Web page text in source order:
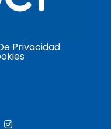
Privacidad